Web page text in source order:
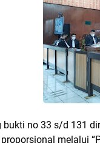
bukti no 33 s/d 131
melalui